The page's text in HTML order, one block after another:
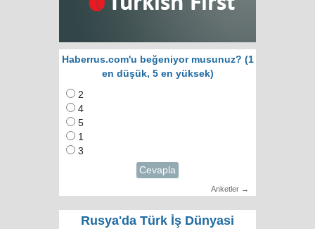
Haberrus.com'u beğeniyor musunuz? (1
en düşük, 5 en yüksek)
2
4
5
1
3
Cevapla
Anketler →
Rusya'da Türk İş Dünyasi